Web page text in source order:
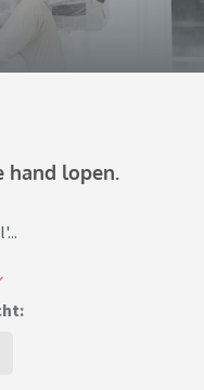
hand lopen.
auto.